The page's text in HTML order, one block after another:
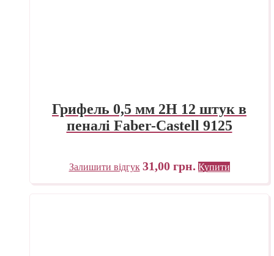
Грифель 0,5 мм 2H 12 штук в
пеналі Faber-Castell 9125
Залишити відгук 31,00 грн. Купити